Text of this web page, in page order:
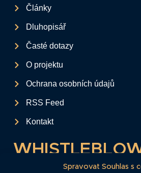
Spravovat Souhlas s
Články
Dluhopisář
Časté dotazy
O projektu
Ochrana osobních údajů
RSS Feed
Kontakt
Tento formulář slouží k